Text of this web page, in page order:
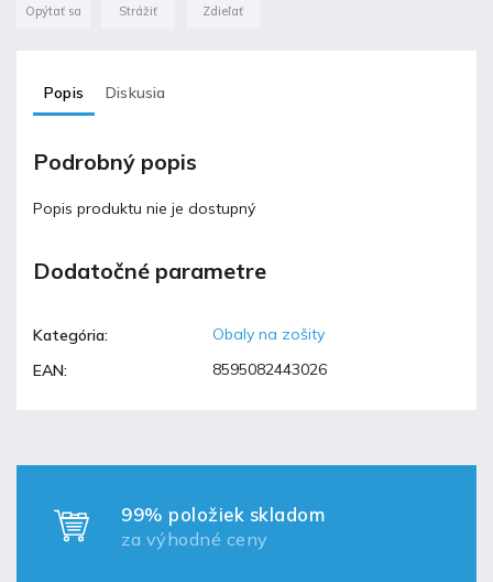
Opýtať sa Strážiť Zdieľať
Popis Diskusia
Podrobný popis
Popis produktu nie je dostupný
Dodatočné parametre
Kategória:
Obaly na zošity
EAN: 8595082443026
99% položiek skladom
za výhodné ceny